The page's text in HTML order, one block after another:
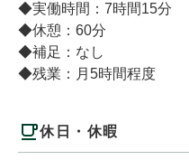
◆実働時間：7時間15分
◆休憩：60分
◆補足：なし
◆残業：月5時間程度
休日・休暇